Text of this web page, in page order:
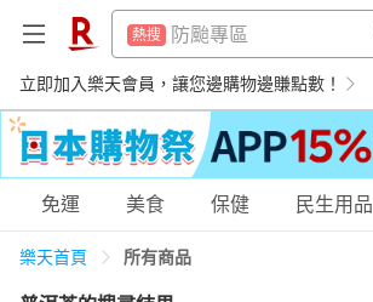
熱搜 防颱專區
熱搜 賺點樂翻天
熱搜 電子閱讀器
熱搜 床架
立即加入樂天會員，讓您邊購物邊賺點數！
熱搜 賺點樂翻天
電子閱讀器
熱搜 床架
熱搜 吹風機
熱搜 平板電腦
熱搜 微波爐
購物網分類
免運 美食 保健 民生用品
樂天首頁 所有商品